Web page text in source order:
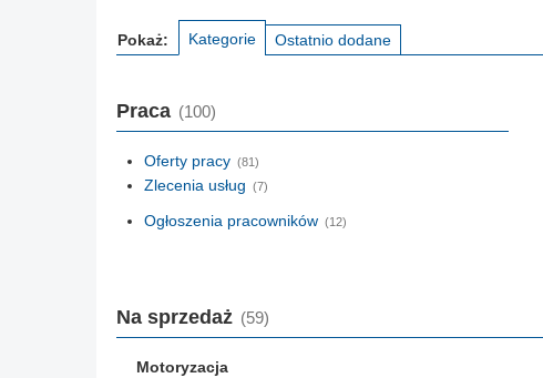
Pokaż: Kategorie Ostatnio dodane
Praca (100)
Oferty pracy (81)
Zlecenia usług (7)
Ogłoszenia pracowników (12)
Na sprzedaż (59)
Motoryzacja